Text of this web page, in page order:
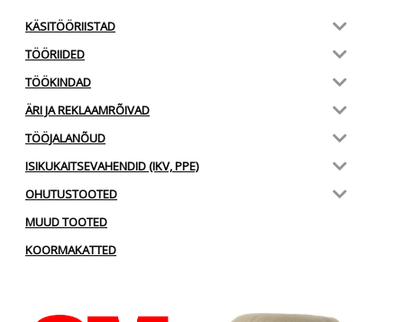
KÄSITÖÖRIISTAD
TÖÖRIIDED
TÖÖKINDAD
ÄRI JA REKLAAMRÕIVAD
TÖÖJALANÕUD
ISIKUKAITSEVAHENDID (IKV, PPE)
OHUTUSTOOTED
MUUD TOOTED
KOORMAKATTED